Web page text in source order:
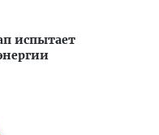
испытает